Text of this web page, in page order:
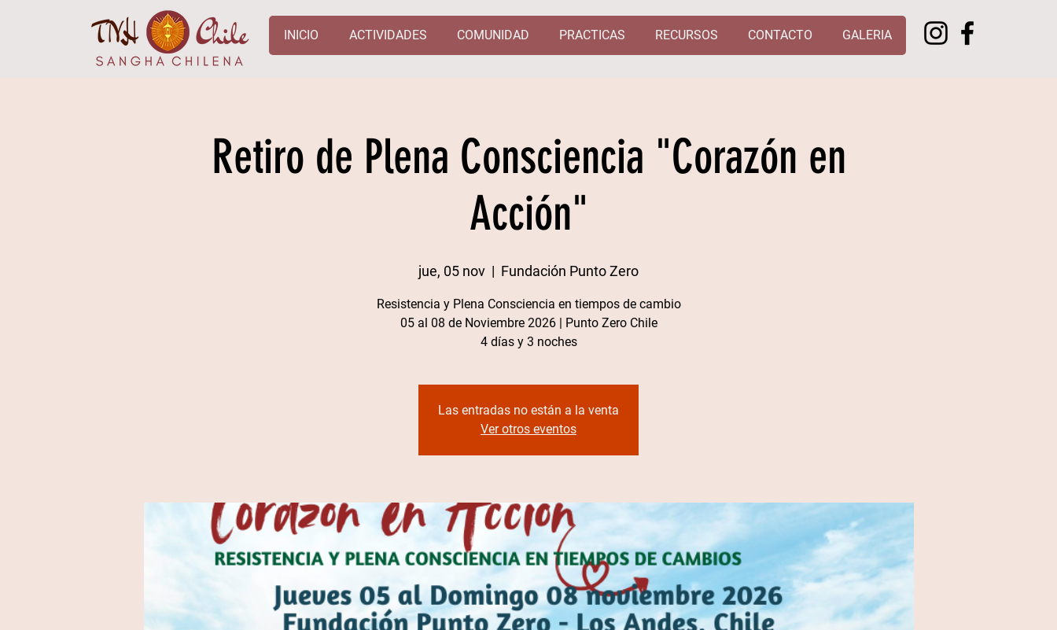
INICIO ACTIVIDADES COMUNIDAD PRACTICAS RECURSOS CONTACTO GALERIA
Retiro de Plena Consciencia "Corazón en
Acción"
jue, 05 nov
  |
Fundación Punto Zero
Resistencia y Plena Consciencia en tiempos de cambio
05 al 08 de Noviembre 2026 | Punto Zero Chile​
4 días y 3 noches
Las entradas no están a la venta
Ver otros eventos